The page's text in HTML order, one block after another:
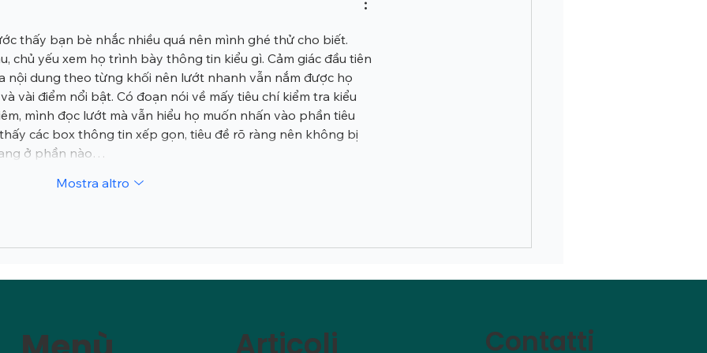
thấy bạn bè nhắc nhiều quá nên mình ghé thử cho biết.
chủ yếu xem họ trình bày thông tin kiểu gì. Cảm giác đầu tiên
nội dung theo từng khối nên lướt nhanh vẫn nắm được họ
vài điểm nổi bật. Có đoạn nói về mấy tiêu chí kiểm tra kiểu
mình đọc lướt mà vẫn hiểu họ muốn nhấn vào phần tiêu
các box thông tin xếp gọn, tiêu đề rõ ràng nên không bị
ở phần nào…
Mostra altro
Articoli Contatti